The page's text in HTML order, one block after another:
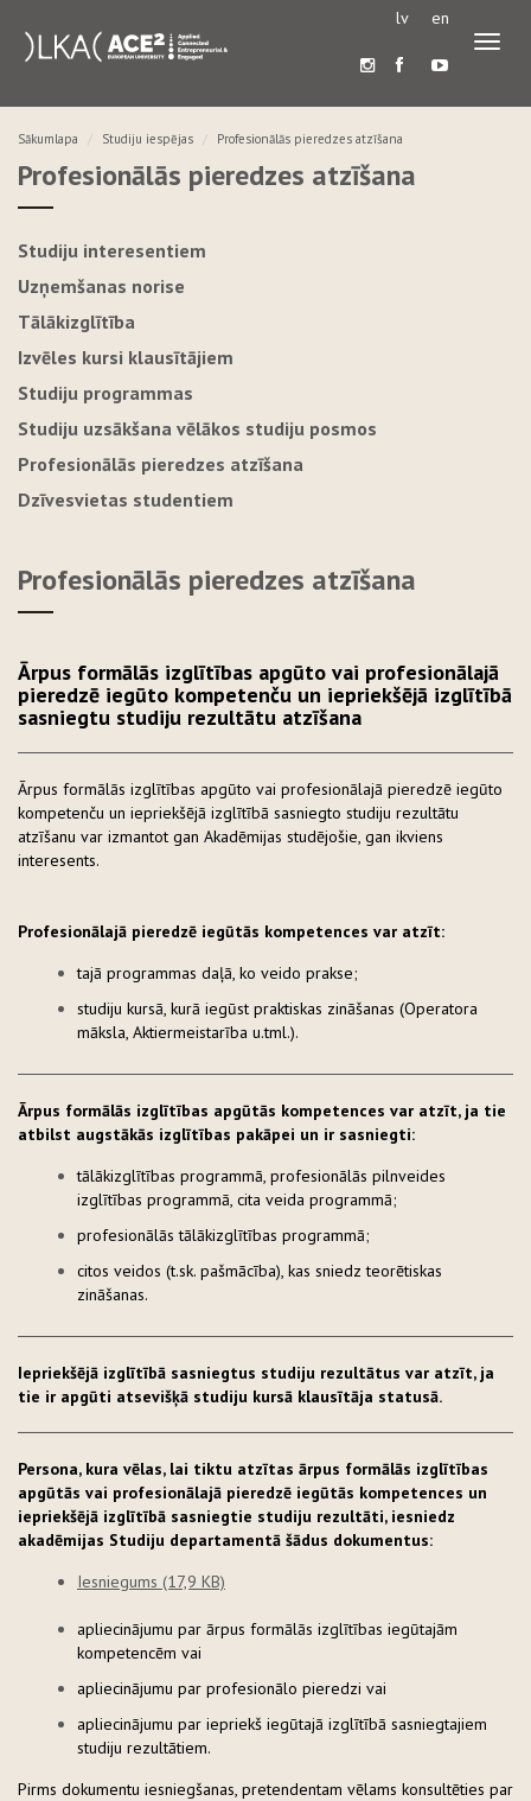
lv en
Sākumlapa Studiju iespējas Profesionālās pieredzes atzīšana
Profesionālās pieredzes atzīšana
Studiju interesentiem
Uzņemšanas norise
Tālākizglītība
Izvēles kursi klausītājiem
Studiju programmas
Studiju uzsākšana vēlākos studiju posmos
Profesionālās pieredzes atzīšana
Dzīvesvietas studentiem
Profesionālās pieredzes atzīšana
Ārpus formālās izglītības apgūto vai profesionālajā
pieredzē iegūto kompetenču un iepriekšējā izglītībā
sasniegtu studiju rezultātu atzīšana
Ārpus formālās izglītības apgūto vai profesionālajā pieredzē iegūto
kompetenču un iepriekšējā izglītībā sasniegto studiju rezultātu
atzīšanu var izmantot gan Akadēmijas studējošie, gan ikviens
interesents.
Profesionālajā pieredzē iegūtās kompetences var atzīt:
tajā programmas daļā, ko veido prakse;
studiju kursā, kurā iegūst praktiskas zināšanas (Operatora
māksla, Aktiermeistarība u.tml.).
Ārpus formālās izglītības apgūtās kompetences var atzīt, ja tie
atbilst augstākās izglītības pakāpei un ir sasniegti:
tālākizglītības programmā, profesionālās pilnveides
izglītības programmā, cita veida programmā;
profesionālās tālākizglītības programmā;
citos veidos (t.sk. pašmācība), kas sniedz teorētiskas
zināšanas.
Iepriekšējā izglītībā sasniegtus studiju rezultātus var atzīt, ja
tie ir apgūti atsevišķā studiju kursā klausītāja statusā.
Persona, kura vēlas, lai tiktu atzītas ārpus formālās izglītības
apgūtās vai profesionālajā pieredzē iegūtās kompetences un
iepriekšējā izglītībā sasniegtie studiju rezultāti, iesniedz
akadēmijas Studiju departamentā šādus dokumentus:
Iesniegums (17,9 KB)
apliecinājumu par ārpus formālās izglītības iegūtajām
kompetencēm vai
apliecinājumu par profesionālo pieredzi vai
apliecinājumu par iepriekš iegūtajā izglītībā sasniegtajiem
studiju rezultātiem.
Pirms dokumentu iesniegšanas, pretendentam vēlams konsultēties par